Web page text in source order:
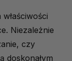
Niezależnie
czy
doskonałym